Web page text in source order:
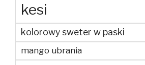
kesi
kolorowy sweter w paski
mango ubrania